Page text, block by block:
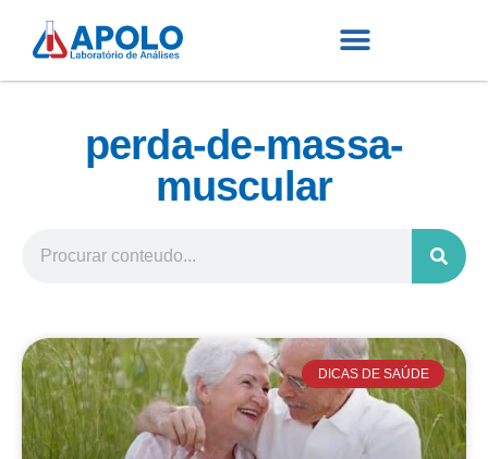
perda-de-massa-
muscular
DICAS DE SAÚDE